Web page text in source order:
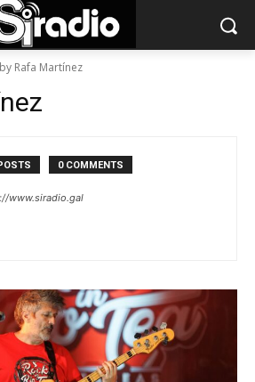
Rafa Martínez
0 COMMENTS
www.siradio.gal